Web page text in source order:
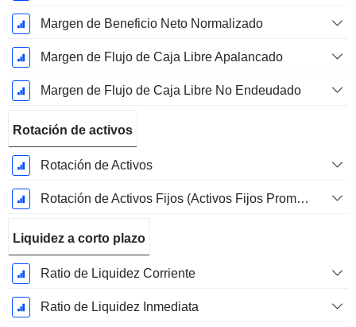
Margen de Beneficio Neto Normalizado
Margen de Flujo de Caja Libre Apalancado
Margen de Flujo de Caja Libre No Endeudado
Rotación de activos
Rotación de Activos
Rotación de Activos Fijos (Activos Fijos Promedio)
Liquidez a corto plazo
Ratio de Liquidez Corriente
Ratio de Liquidez Inmediata